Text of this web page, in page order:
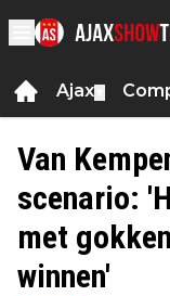
Ajax
Van
scenario:
met
winnen'